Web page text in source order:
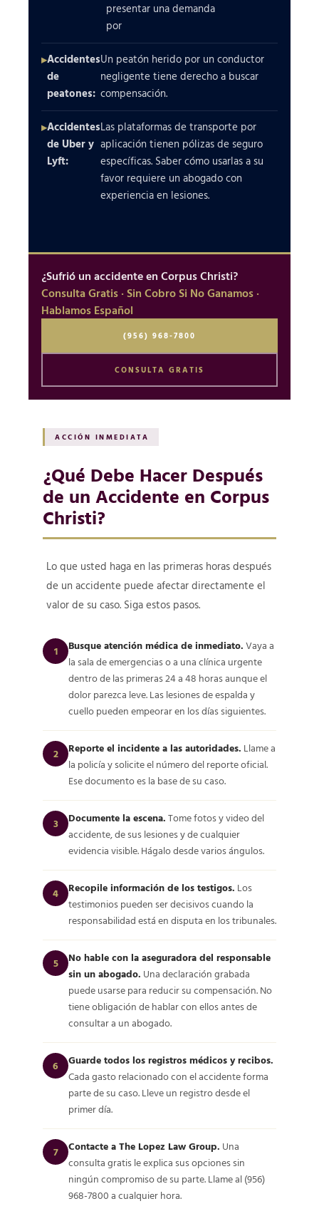
presentar una demanda
por
Accidentes
de
peatones:
Un peatón herido por un conductor
negligente tiene derecho a buscar
compensación.
Accidentes
de Uber y
Lyft:
Las plataformas de transporte por
aplicación tienen pólizas de seguro
específicas. Saber cómo usarlas a su
favor requiere un abogado con
experiencia en lesiones.
¿Sufrió un accidente en Corpus Christi?
Consulta Gratis · Sin Cobro Si No Ganamos ·
Hablamos Español
(956) 968-7800
CONSULTA GRATIS
ACCIÓN INMEDIATA
¿Qué Debe Hacer Después
de un Accidente en Corpus
Christi?
Lo que usted haga en las primeras horas después
de un accidente puede afectar directamente el
valor de su caso. Siga estos pasos.
1 Busque atención médica de inmediato. Vaya a
la sala de emergencias o a una clínica urgente
dentro de las primeras 24 a 48 horas aunque el
dolor parezca leve. Las lesiones de espalda y
cuello pueden empeorar en los días siguientes.
2 Reporte el incidente a las autoridades. Llame a
la policía y solicite el número del reporte oficial.
Ese documento es la base de su caso.
3 Documente la escena. Tome fotos y video del
accidente, de sus lesiones y de cualquier
evidencia visible. Hágalo desde varios ángulos.
4 Recopile información de los testigos. Los
testimonios pueden ser decisivos cuando la
responsabilidad está en disputa en los tribunales.
5
No hable con la aseguradora del responsable
sin un abogado. Una declaración grabada
puede usarse para reducir su compensación. No
tiene obligación de hablar con ellos antes de
consultar a un abogado.
6
Guarde todos los registros médicos y recibos.
Cada gasto relacionado con el accidente forma
parte de su caso. Lleve un registro desde el
primer día.
7 Contacte a The Lopez Law Group. Una
consulta gratis le explica sus opciones sin
ningún compromiso de su parte. Llame al (956)
968-7800 a cualquier hora.